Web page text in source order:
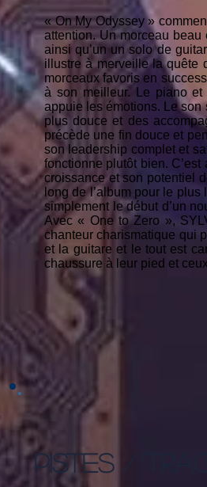
« On My Odyssey »
attention. Un morceau
ainsi qu’un un solo de
illustre à merveille la quête
morceaux favoris en
à son meilleur. Le piano et
appuie les émotions. Le son
plus douce et des
précède une fin douce et
son leadership complet et
fonctionne plutôt bien.
croissance et son potentiel
long de l’album pour le
simplement le début d’un
Avec « One to Zero »,
chanteur charismatique qui
et la guitare et le tout est
chaussure à leur pied et
PISTES /